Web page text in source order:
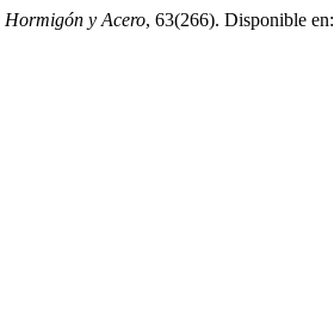
Hormigón y Acero, 63(266). Disponible en: